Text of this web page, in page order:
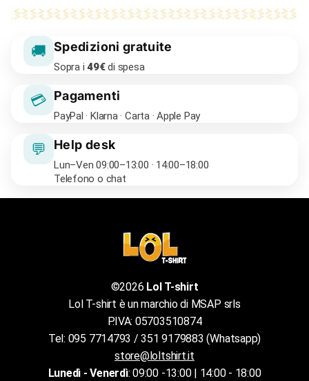
🚚 Spedizioni gratuite
Sopra i49€di spesa
💳 Pagamenti
PayPal · Klarna · Carta · Apple Pay
💬 Help desk
Lun–Ven 09:00–13:00 · 14:00–18:00
Telefono o chat
©2026 Lol T-shirt
Lol T-shirt è un marchio di MSAP srls
P.IVA: 05703510874
Tel: 095 7714793 / 351 9179883 (Whatsapp)
store@loltshirt.it
Lunedì - Venerdì: 09:00 -13:00 | 14:00 - 18:00